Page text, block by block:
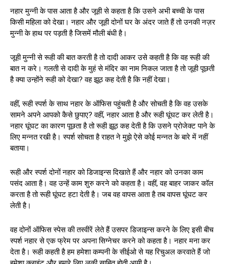
नहार मुन्नी के पास आता है और जूही से कहता है कि उसने अभी बच्ची के पास
किसी महिला को देखा। नहार और जूही दोनों घर के अंदर जाते हैं तो उनकी नज़र
मुन्नी के हाथ पर पड़ती है जिसमें मौली बंधी है।
जूही मुन्नी से रूही की बात करती है तो दादी आकर उसे कहती है कि वह रूही की
बात न करे। गलती से दादी के मुहं से मंदिर का नाम निकल जाता है तो जूही पूछती
है क्या उन्होंने रूही को देखा? वह झूठ कह देती है कि नहीं देखा।
वहीं, रूही स्पर्श के साथ नहार के ऑफिस पहुंचती है और सोचती है कि वह उसके
सामने अपने आपको कैसे छुपाए? वहीं, नहार आता है और रूही घूंघट कर लेती है।
नहार घूंघट का कारण पूछता है तो रूही झूठ कह देती है कि उसने प्रोजेक्ट पाने के
लिए मन्नत रखी है। स्पर्श सोचता है राहत ने मुझे ऐसे कोई मन्नत के बारे में नहीं
बताया।
रूही और स्पर्श दोनों नहार को डिजाइन्स दिखाते हैं और नहार को उनका काम
पसंद आता है। वह उन्हें काम शुरु करने को कहता है। वहीं, वह बाहर जाकर कॉल
करता है तो रूही घूंघट हटा देती है। जब वह वापस आता है तब वापस घूंघट कर
लेती है।
वह दोनों ऑफिस स्पेस की तस्वीरें लेते हैं उसपर डिजाइन्स करने के लिए इसी बीच
स्पर्श नहार से एक फ्रेम पर अपना सिग्नेचर करने को कहता है। नहार मना कर
देता है। रूही कहती है हम हमेशा कम्पनी के सीईओ से यह रिचुअल करवाते हैं जो